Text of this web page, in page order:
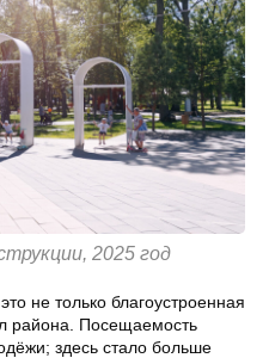
2025 год
не только благоустроенная
района. Посещаемость
здесь стало больше